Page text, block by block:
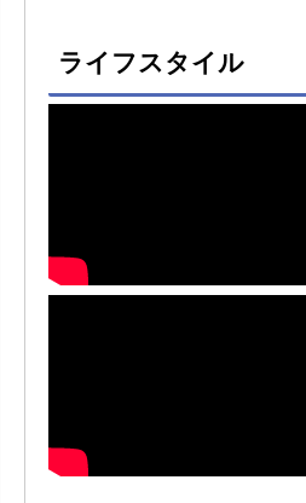
ライフスタイル